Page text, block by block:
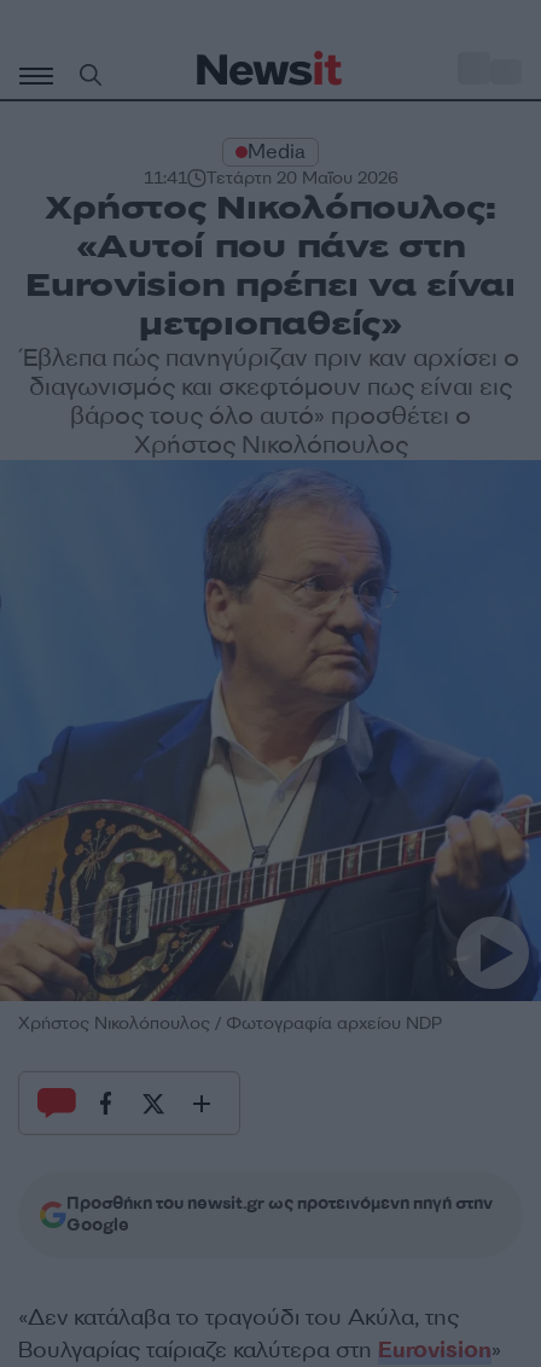
περιεχόμενο
Media
11:41 Τετάρτη 20 Μαΐου 2026
Χρήστος Νικολόπουλος:
«Αυτοί που πάνε στη
Eurovision πρέπει να είναι
μετριοπαθείς»
Έβλεπα πώς πανηγύριζαν πριν καν αρχίσει ο
διαγωνισμός και σκεφτόμουν πως είναι εις
βάρος τους όλο αυτό» προσθέτει ο
Χρήστος Νικολόπουλος
Χρήστος Νικολόπουλος / Φωτογραφία αρχείου NDP
Προσθήκη του newsit.gr ως προτεινόμενη πηγή στην
Google
«Δεν κατάλαβα το τραγούδι του Ακύλα, της
Βουλγαρίας ταίριαζε καλύτερα στη Eurovision»